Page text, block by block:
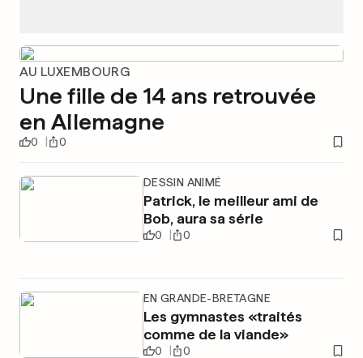
AU LUXEMBOURG
Une fille de 14 ans retrouvée
en Allemagne
0 0
DESSIN ANIMÉ
Patrick, le meilleur ami de
Bob, aura sa série
0 0
EN GRANDE-BRETAGNE
Les gymnastes «traités
comme de la viande»
0 0